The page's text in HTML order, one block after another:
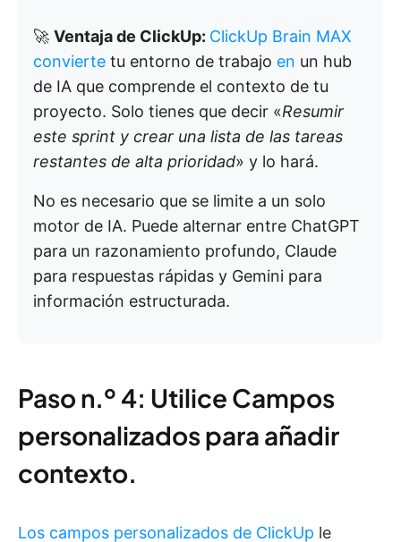
🚀 Ventaja de ClickUp: ClickUp Brain MAX
convierte tu entorno de trabajo en un hub
de IA que comprende el contexto de tu
proyecto. Solo tienes que decir «Resumir
este sprint y crear una lista de las tareas
restantes de alta prioridad» y lo hará.
No es necesario que se limite a un solo
motor de IA. Puede alternar entre ChatGPT
para un razonamiento profundo, Claude
para respuestas rápidas y Gemini para
información estructurada.
Paso n.º 4: Utilice Campos
personalizados para añadir
contexto.
Los campos personalizados de ClickUp le